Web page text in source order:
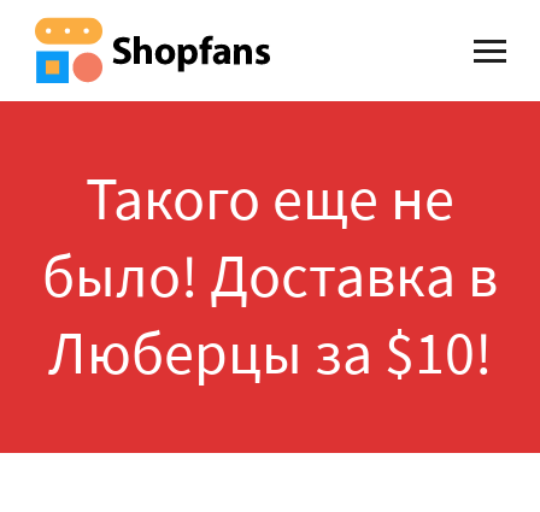
Такого еще не
было! Доставка в
Люберцы за $10!